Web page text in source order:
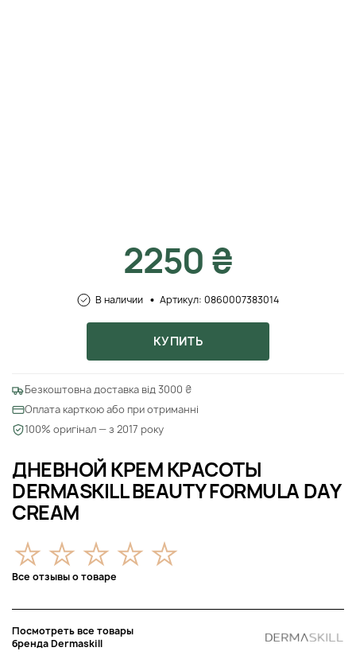
ДНЕВНОЙ КРЕМ КРАСОТЫ
DERMASKILL BEAUTY FORMULA DAY
CREAM
Все отзывы о товаре
Посмотреть все товары
бренда Dermaskill
2250 ₴
В наличии Артикул: 0860007383014
КУПИТЬ
Безкоштовна доставка від 3000 ₴
Оплата карткою або при отриманні
100% оригінал — з 2017 року